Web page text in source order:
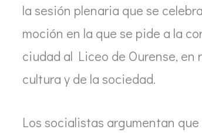
la sesión plenaria que se
moción en la que se pide a la
ciudad al Liceo de Ourense,
cultura y de la sociedad.
Los socialistas argumentan